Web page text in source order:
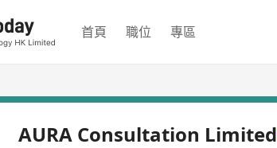
首頁 職位 專區
AURA Consultation Limited